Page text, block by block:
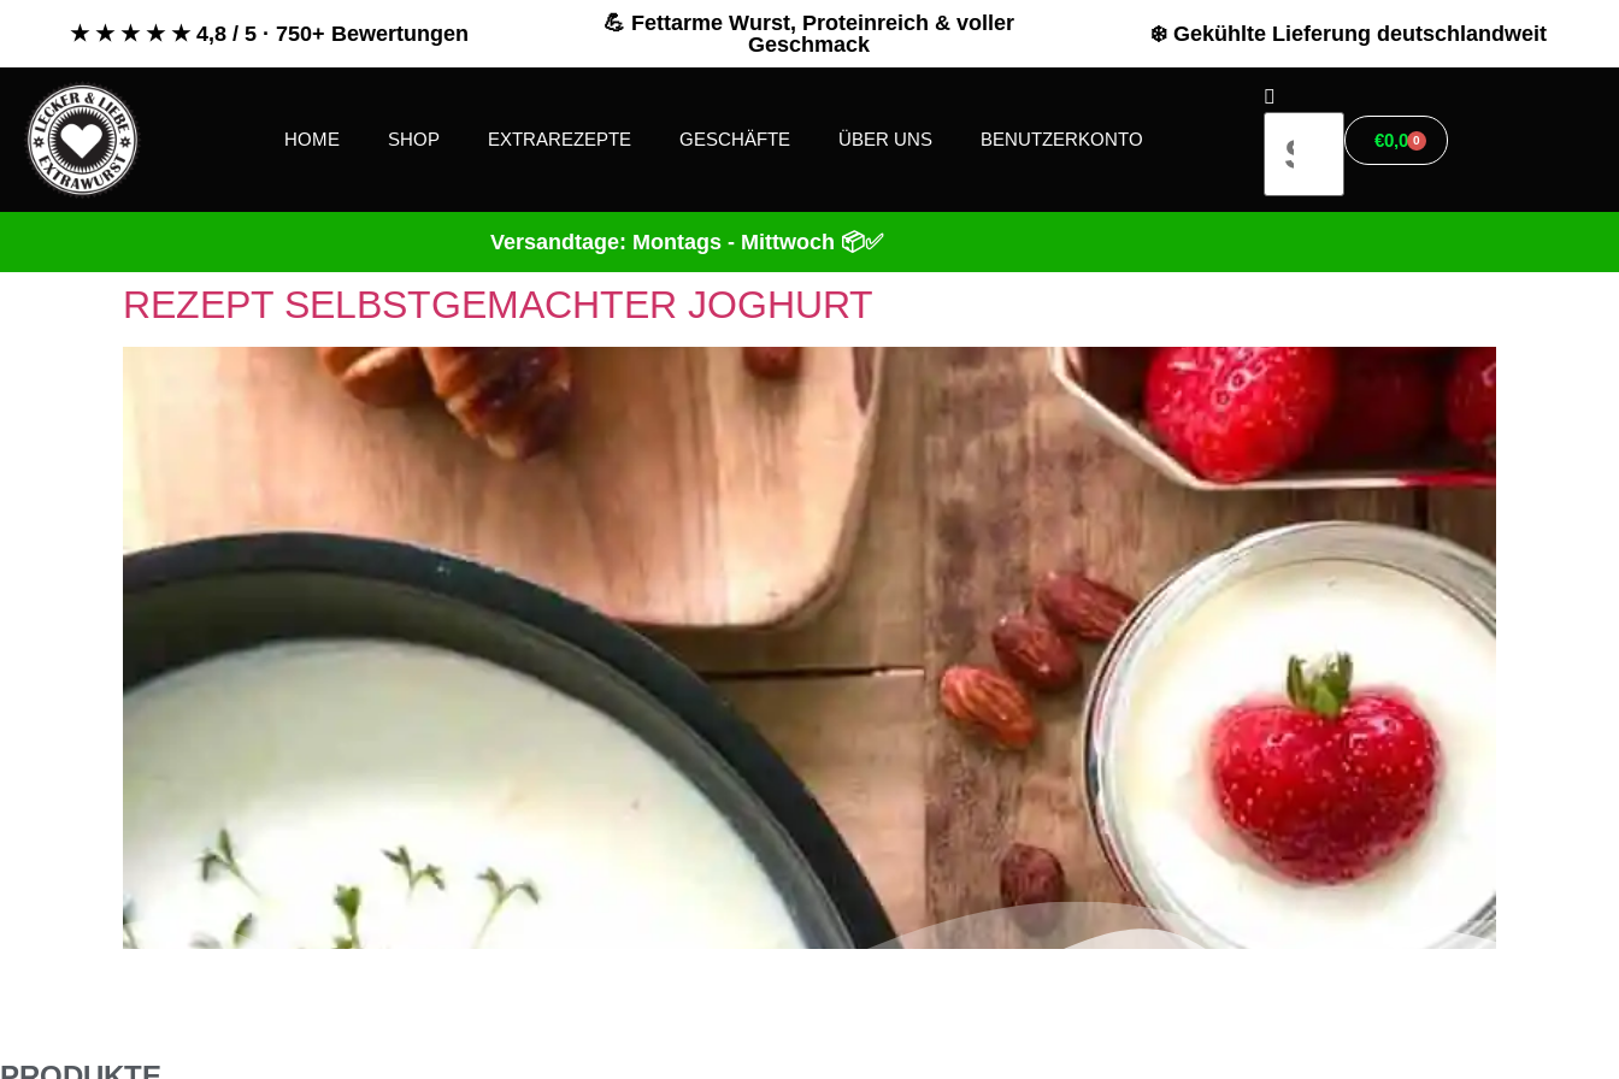
★ ★ ★ ★ ★ 4,8 / 5 · 750+ Bewertungen
💪 Fettarme Wurst, Proteinreich & voller
Geschmack
❄️ Gekühlte Lieferung deutschlandweit
HOME SHOP EXTRAREZEPTE GESCHÄFTE ÜBER UNS BENUTZERKONTO €0,000
Versandtage: Montags - Mittwoch 📦✅
REZEPT SELBSTGEMACHTER JOGHURT